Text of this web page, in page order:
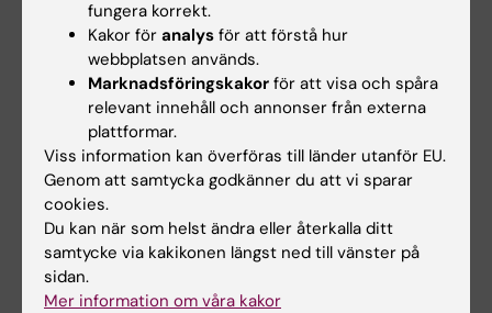
+46852486515
E-post:
christian.garheden@ki.se
Mikael Carp
Systemförvaltare
Telefon:
+46852485348
E-post:
mikael.carp@ki.se
fungera korrekt.
Kakor för analys för att förstå hur
webbplatsen används.
Marknadsföringskakor för att visa och spåra
relevant innehåll och annonser från externa
plattformar.
Viss information kan överföras till länder utanför EU.
Genom att samtycka godkänner du att vi sparar
cookies.
Du kan när som helst ändra eller återkalla ditt
samtycke via kakikonen längst ned till vänster på
sidan.
Mer information om våra kakor